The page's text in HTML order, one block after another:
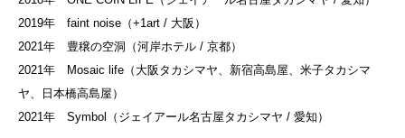
2019年 faint noise（+1art / 大阪）
2021年 豊穣の空洞（河岸ホテル / 京都）
2021年 Mosaic life（大阪タカシマヤ、新宿高島屋、米子タカシマ
ヤ、日本橋高島屋）
2021年 Symbol（ジェイアール名古屋タカシマヤ / 愛知）